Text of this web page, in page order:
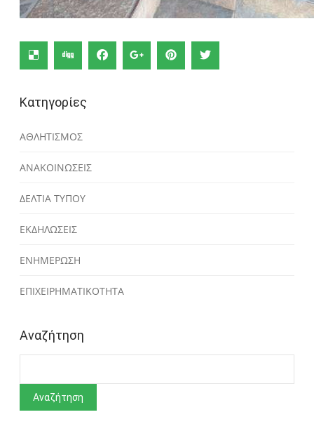
Κατηγορίες
ΑΘΛΗΤΙΣΜΟΣ
ΑΝΑΚΟΙΝΩΣΕΙΣ
ΔΕΛΤΙΑ ΤΥΠΟΥ
ΕΚΔΗΛΩΣΕΙΣ
ΕΝΗΜΕΡΩΣΗ
ΕΠΙΧΕΙΡΗΜΑΤΙΚΟΤΗΤΑ
Αναζήτηση